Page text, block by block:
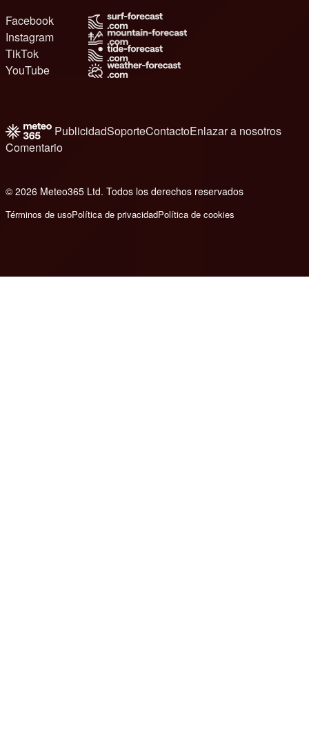
Facebook
Instagram
TikTok
YouTube
PublicidadSoporteContactoEnlazar a nosotros
Comentario
© 2026 Meteo365 Ltd. Todos los derechos reservados
Términos de usoPolítica de privacidadPolítica de cookies